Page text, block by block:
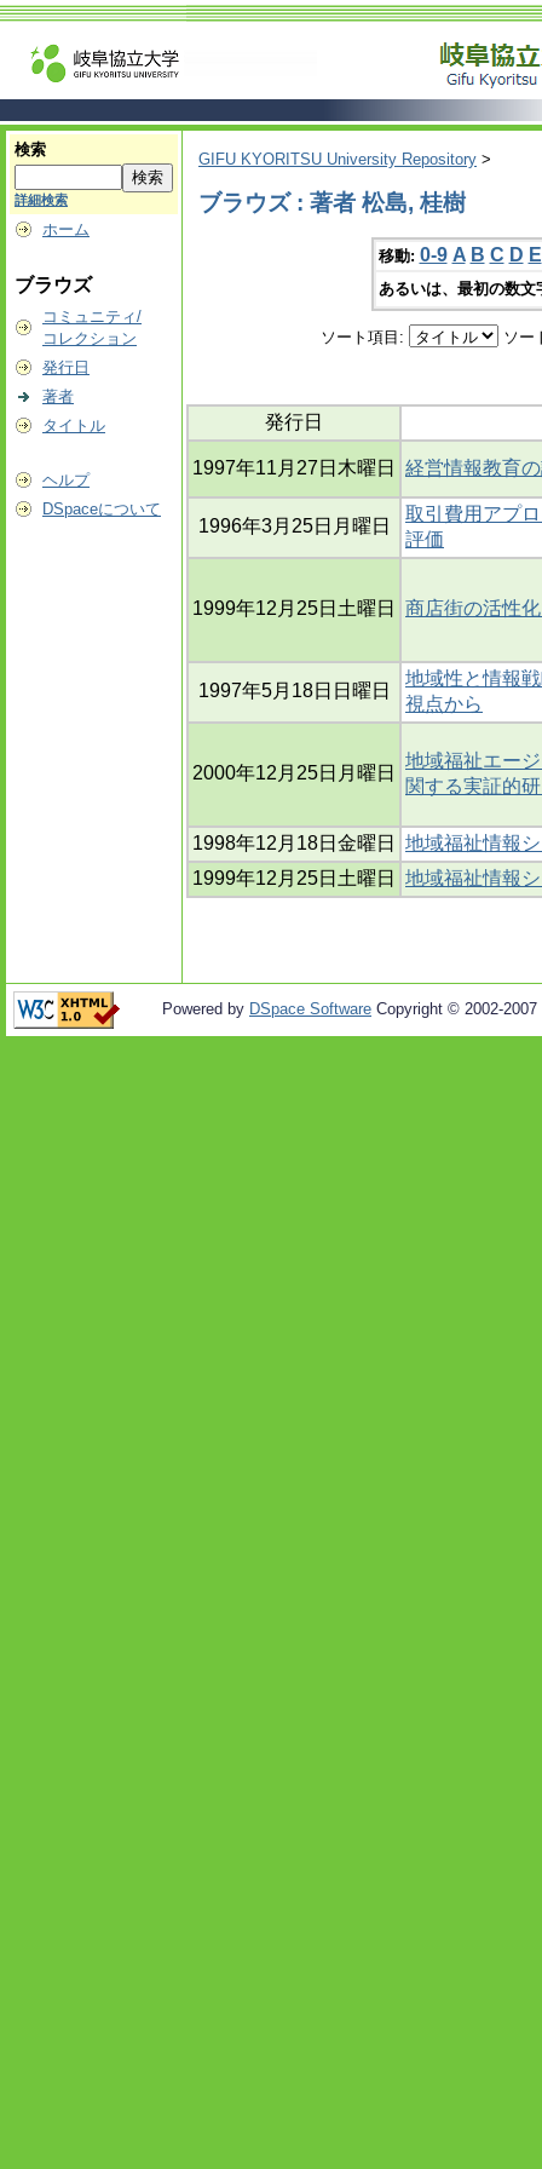
検索
詳細検索
ホーム
ブラウズ
コミュニティ/
コレクション
発行日
著者
タイトル
ヘルプ
DSpaceについて
GIFU KYORITSU University Repository >
ブラウズ : 著者 松島, 桂樹
移動: 0-9 A B C D E
あるいは、最初の数
ソート項目: ソー
発行日
1997年11月27日木曜日 経営情報教育
1996年3月25日月曜日
取引費用アプ
評価
1999年12月25日土曜日 商店街の活性
1997年5月18日日曜日
地域性と情報
視点から
2000年12月25日月曜日
地域福祉エー
関する実証的
1998年12月18日金曜日
地域福祉情報
1999年12月25日土曜日
地域福祉情報
Powered by DSpace Software Copyright © 2002-2007